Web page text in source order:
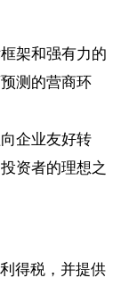
架和强有力的
测的营商环
企业友好转
资者的理想之
得税，并提供